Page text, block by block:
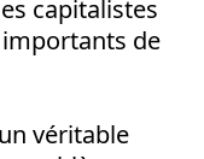
capitalistes
de
véritable